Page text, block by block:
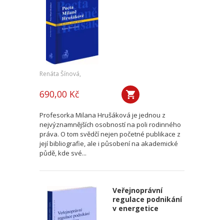
Renáta Šínová,
690,00 Kč
Profesorka Milana Hrušáková je jednou z
nejvýznamnějších osobností na poli rodinného
práva. O tom svědčí nejen početné publikace z
její bibliografie, ale i působení na akademické
půdě, kde své...
Veřejnoprávní
regulace podnikání
v energetice